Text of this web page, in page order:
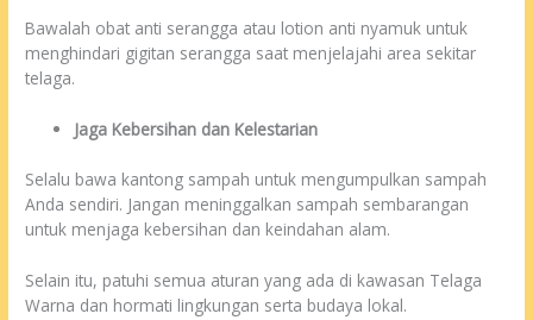
Bawalah obat anti serangga atau lotion anti nyamuk untuk
menghindari gigitan serangga saat menjelajahi area sekitar
telaga.
Jaga Kebersihan dan Kelestarian
Selalu bawa kantong sampah untuk mengumpulkan sampah
Anda sendiri. Jangan meninggalkan sampah sembarangan
untuk menjaga kebersihan dan keindahan alam.
Selain itu, patuhi semua aturan yang ada di kawasan Telaga
Warna dan hormati lingkungan serta budaya lokal.